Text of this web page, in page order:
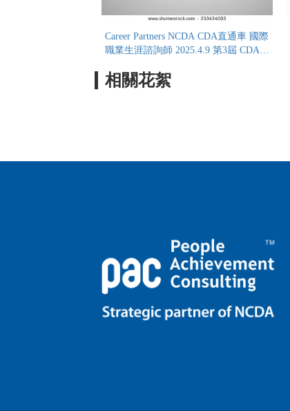
Career Partners NCDA CDA直通車 國際
職業生涯諮詢師 2025.4.9 第3屆 CDA直
相關花絮